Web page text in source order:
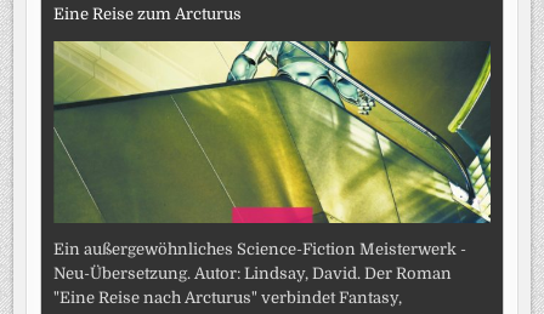
Eine Reise zum Arcturus
Ein außergewöhnliches Science-Fiction Meisterwerk -
Neu-Übersetzung. Autor: Lindsay, David. Der Roman
"Eine Reise nach Arcturus" verbindet Fantasy,